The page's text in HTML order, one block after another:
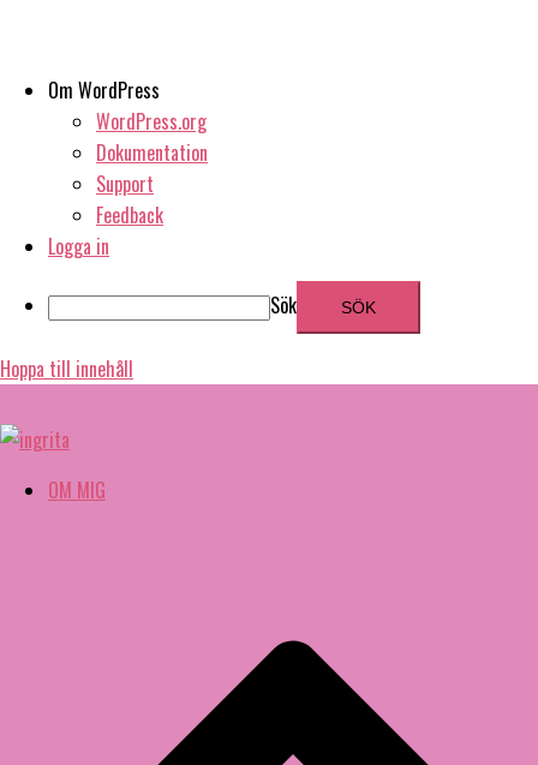
Om WordPress
WordPress.org
Dokumentation
Support
Feedback
Logga in
Sök
Hoppa till innehåll
OM MIG